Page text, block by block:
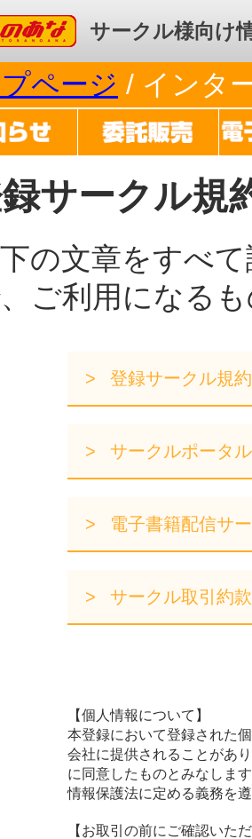
らのあな サークル様向け
プページ / インタ
サークル規
の文章をすべ
ご利用になる
登録サークル規約
サークルポータ
電子書籍配信サ
サークル取引約款
【個人情報について】
本登録において登録された
会社に提供されることがあ
に同意したものとみなしま
情報保護法に定める義務を
【お取引の前にご確認いた